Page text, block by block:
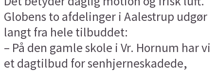
Globens to afdelinger i Aalestrup udgør
langt fra hele tilbuddet:
– På den gamle skole i Vr. Hornum har vi
et dagtilbud for senhjerneskadede,